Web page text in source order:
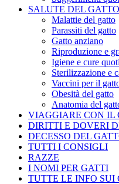
SALUTE DEL GATTO
Malattie del gatto
Parassiti del gatto
Gatto anziano
Riproduzione e
Igiene e cure
Sterilizzazione e
Vaccini per il
Obesità del gatto
Anatomia del
VIAGGIARE CON IL
DIRITTI E DOVERI
DECESSO DEL
TUTTI I CONSIGLI
RAZZE
I NOMI PER GATTI
TUTTE LE INFO SUI